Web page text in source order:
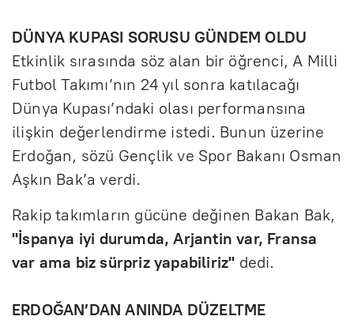
DÜNYA KUPASI SORUSU GÜNDEM OLDU
Etkinlik sırasında söz alan bir öğrenci, A Milli
Futbol Takımı’nın 24 yıl sonra katılacağı
Dünya Kupası’ndaki olası performansına
ilişkin değerlendirme istedi. Bunun üzerine
Erdoğan, sözü Gençlik ve Spor Bakanı Osman
Aşkın Bak’a verdi.
Rakip takımların gücüne değinen Bakan Bak,
"İspanya iyi durumda, Arjantin var, Fransa
var ama biz sürpriz yapabiliriz" dedi.
ERDOĞAN’DAN ANINDA DÜZELTME